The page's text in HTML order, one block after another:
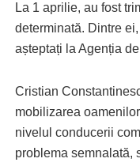
La 1 aprilie, au fost
determinată. Dintre
așteptați la Agenția
Cristian
mobilizarea
nivelul conducerii
problema semnalată,